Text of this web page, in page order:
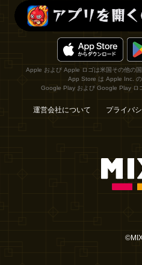
Apple および Apple ロゴは米国その他の
App Store は Apple Inc. の
Google Play および Google Play ロ
運営会社について プライバ